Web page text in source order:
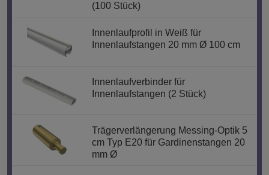
(100 Stück)
Innenlaufprofil in Weiß für
Innenlaufstangen 20 mm Ø 100 cm
Innenlaufverbinder für
Innenlaufstangen (2 Stück)
Trägerverlängerung Messing-Optik 5
cm Typ E20 für Gardinenstangen 20
mm Ø